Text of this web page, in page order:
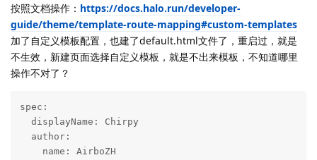
按照文档操作： https://docs.halo.run/developer-
guide/theme/template-route-mapping#custom-templates
加了自定义模板配置，也建了default.html文件了，重启过，就是
不生效，新建页面选择自定义模板，就是不出来模板，不知道哪里
操作不对了？
spec:
  displayName: Chirpy
  author:
    name: AirboZH